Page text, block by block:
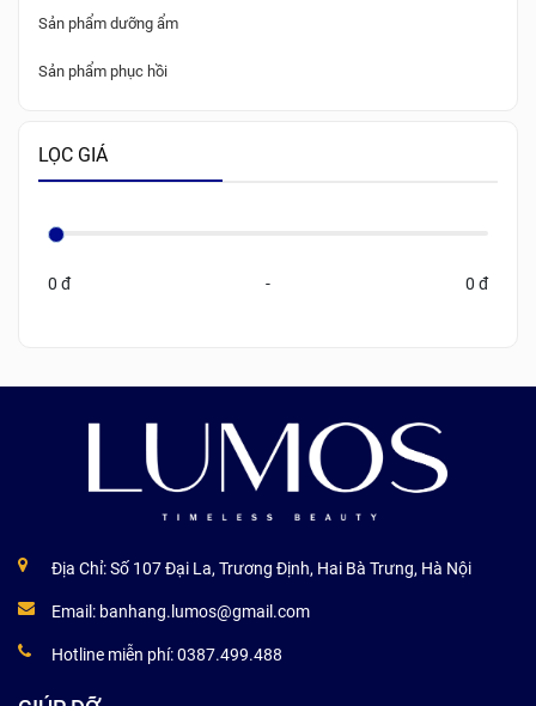
Sản phẩm dưỡng ẩm
Sản phẩm phục hồi
LỌC GIÁ
0 đ - 0 đ
Địa Chỉ: Số 107 Đại La, Trương Định, Hai Bà Trưng, Hà Nội
Email: banhang.lumos@gmail.com
Hotline miễn phí:0387.499.488